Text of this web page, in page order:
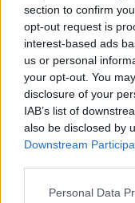
section to confirm
opt-out request is
interest-based ads
us or personal
your opt-out. You
disclosure of your
IAB’s list of
also be disclosed by
Downstream
Personal Data
„Esame
frontą per savo
išsiuntę ne
yra net 23
plytelių. Tai
šokolado